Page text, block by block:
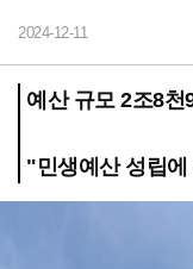
2024-12-11
예산 규모 2조8천
"민생예산 성립